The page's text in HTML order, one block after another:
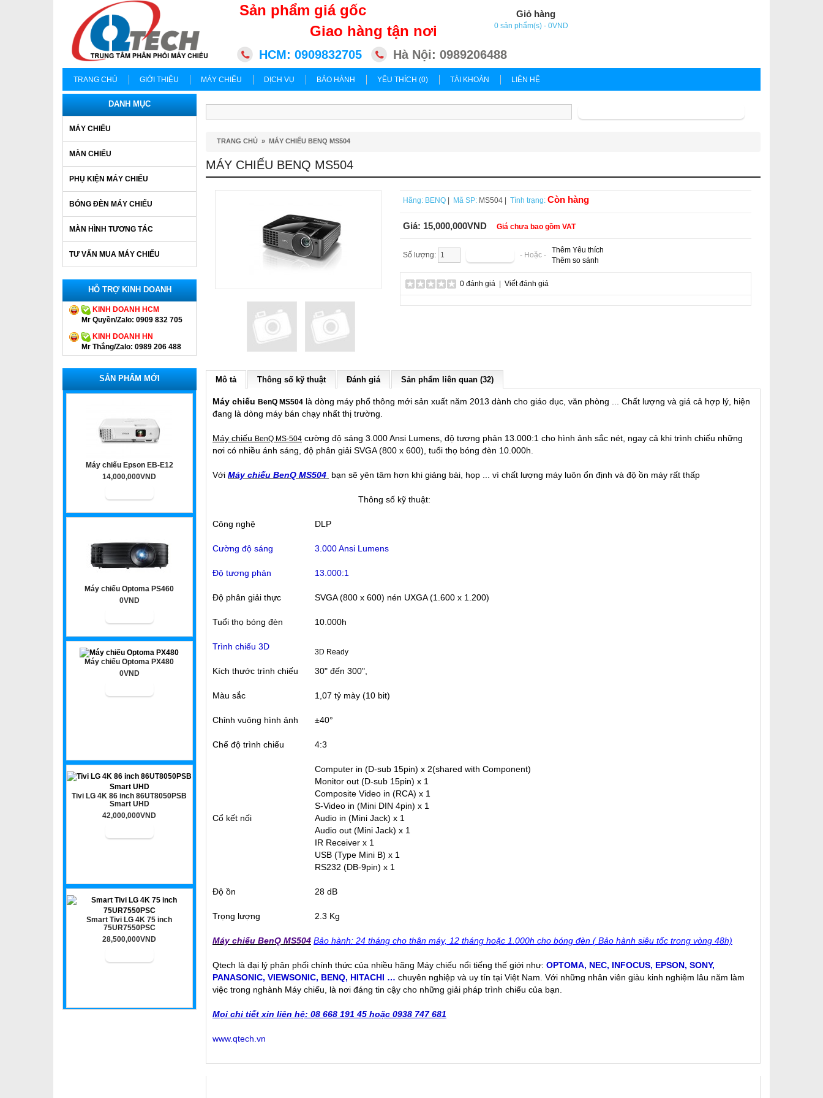
Sản phẩm giá gốc
Giao hàng tận nơi
Giỏ hàng
0 sản phẩm(s) - 0VND
HCM: 0909832705 Hà Nội: 0989206488
TRANG CHỦ GIỚI THIỆU MÁY CHIẾU DỊCH VỤ BẢO HÀNH YÊU THÍCH (0) TÀI KHOẢN LIÊN HỆ
DANH MỤC
MÁY CHIẾU
MÀN CHIẾU
PHỤ KIỆN MÁY CHIẾU
BÓNG ĐÈN MÁY CHIẾU
MÀN HÌNH TƯƠNG TÁC
TƯ VẤN MUA MÁY CHIẾU
HỖ TRỢ KINH DOANH
KINH DOANH HCM
Mr Quyền/Zalo: 0909 832 705
KINH DOANH HN
Mr Thắng/Zalo: 0989 206 488
SẢN PHẨM MỚI
Máy chiếu Epson EB-E12
14,000,000VND
Máy chiếu Optoma PS460
0VND
Máy chiếu Optoma PX480
0VND
Tivi LG 4K 86 inch 86UT8050PSB
Smart UHD
42,000,000VND
Smart Tivi LG 4K 75 inch
75UR7550PSC
28,500,000VND
TRANG CHỦ » MÁY CHIẾU BENQ MS504
MÁY CHIẾU BENQ MS504
Hãng: BENQ| Mã SP:MS504 | Tình trạng: Còn hàng
Giá: 15,000,000VND Giá chưa bao gồm VAT
Số lượng: - Hoặc -
Thêm Yêu thích
Thêm so sánh
0 đánh giá| Viết đánh giá
Mô tả Thông số kỹ thuật Đánh giá Sản phẩm liên quan (32)
Máy chiếu BenQ MS504 là dòng máy phổ thông mới sản xuất năm 2013 dành cho giáo dục, văn phòng ... Chất lượng và giá cả hợp lý, hiện
đang là dòng máy bán chạy nhất thị trường.
Máy chiếu BenQ MS-504 cường độ sáng 3.000 Ansi Lumens, độ tương phản 13.000:1 cho hình ảnh sắc nét, ngay cả khi trình chiếu những
nơi có nhiều ánh sáng, độ phân giải SVGA (800 x 600), tuổi thọ bóng đèn 10.000h.
Với Máy chiếu BenQ MS504 bạn sẽ yên tâm hơn khi giảng bài, họp ... vì chất lượng máy luôn ổn định và độ ồn máy rất thấp
Thông số kỹ thuật:
Công nghệ DLP
Cường độ sáng 3.000 Ansi Lumens
Độ tương phản 13.000:1
Độ phân giải thực SVGA (800 x 600) nén UXGA (1.600 x 1.200)
Tuổi thọ bóng đèn 10.000h
Trình chiếu 3D
3D Ready
Kích thước trình chiếu 30" đến 300",
Màu sắc 1,07 tỷ mày (10 bit)
Chỉnh vuông hình ảnh ±40°
Chế độ trình chiếu 4:3
Cổ kết nối
Computer in (D-sub 15pin) x 2(shared with Component)
Monitor out (D-sub 15pin) x 1
Composite Video in (RCA) x 1
S-Video in (Mini DIN 4pin) x 1
Audio in (Mini Jack) x 1
Audio out (Mini Jack) x 1
IR Receiver x 1
USB (Type Mini B) x 1
RS232 (DB-9pin) x 1
Độ ồn 28 dB
Trọng lượng 2.3 Kg
Máy chiếu BenQ MS504 Bảo hành: 24 tháng cho thân máy, 12 tháng hoặc 1.000h cho bóng đèn ( Bảo hành siêu tốc trong vòng 48h)
Qtech là đại lý phân phối chính thức của nhiều hãng Máy chiếu nổi tiếng thế giới như: OPTOMA, NEC, INFOCUS, EPSON, SONY,
PANASONIC, VIEWSONIC, BENQ, HITACHI … chuyên nghiệp và uy tín tại Việt Nam. Với những nhân viên giàu kinh nghiệm lâu năm làm
việc trong nghành Máy chiếu, là nơi đáng tin cậy cho những giải pháp trình chiếu của bạn.
Mọi chi tiết xin liên hệ: 08 668 191 45 hoặc 0938 747 681
www.qtech.vn